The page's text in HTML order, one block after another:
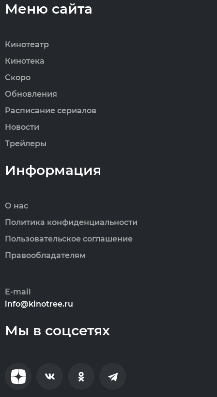
Меню сайта
Кинотеатр
Кинотека
Скоро
Обновления
Расписание сериалов
Новости
Трейлеры
Информация
О нас
Политика конфиденциальности
Пользовательское соглашение
Правообладателям
E-mail
info@kinotree.ru
Мы в соцсетях